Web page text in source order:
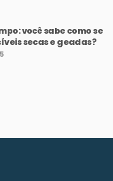
você sabe como se
secas e geadas?